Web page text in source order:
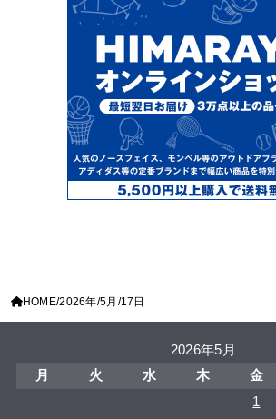
HOME 2026年 5月 17日
2026年5月
月
火 水 木 金
1